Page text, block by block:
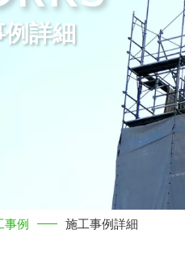
詳細
事例 施工事例詳細